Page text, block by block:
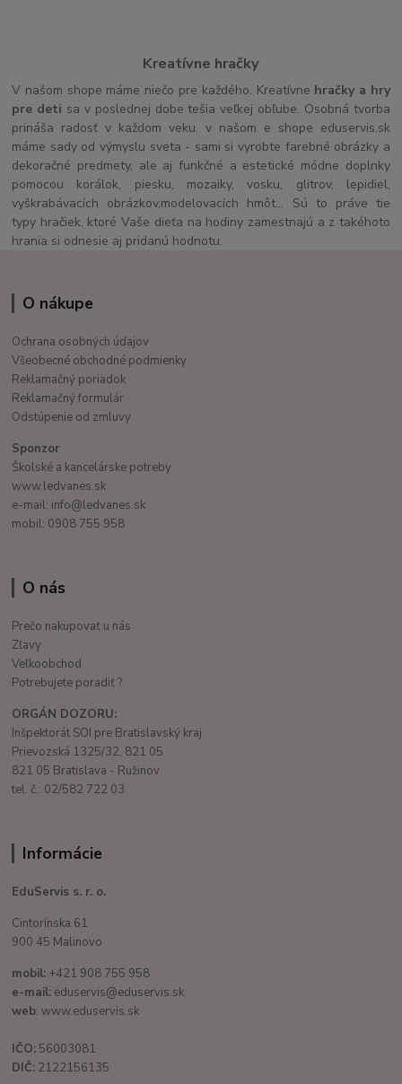
Kreatívne hračky
V našom shope máme niečo pre každého. Kreatívne hračky a hry
pre deti sa v poslednej dobe tešia veľkej obľube. Osobná tvorba
prináša radosť v každom veku. v našom e shope eduservis.sk
máme sady od výmyslu sveta - sami si vyrobte farebné obrázky a
dekoračné predmety, ale aj funkčné a estetické módne doplnky
pomocou korálok, piesku, mozaiky, vosku, glitrov, lepidiel,
vyškrabávacích obrázkov,modelovacích hmôt... Sú to práve tie
typy hračiek, ktoré Vaše dieťa na hodiny zamestnajú a z takéhoto
hrania si odnesie aj pridanú hodnotu.
O nákupe
Ochrana osobných údajov
Všeobecné obchodné podmienky
Reklamačný poriadok
Reklamačný formulár
Odstúpenie od zmluvy
Sponzor
Školské a kancelárske potreby
www.ledvanes.sk
e-mail: info@ledvanes.sk
mobil: 0908 755 958
O nás
Prečo nakupovať u nás
Zľavy
Veľkoobchod
Potrebujete poradiť ?
ORGÁN DOZORU:
Inšpektorát SOI pre Bratislavský kraj
Prievozská 1325/32, 821 05
821 05 Bratislava - Ružinov
tel. č.: 02/582 722 03
Informácie
EduServis s. r. o.
Cintorínska 61
900 45 Malinovo
mobil: +421 908 755 958
e-mail: eduservis@eduservis.sk
web: www.eduservis.sk
IČO: 56003081
DIČ: 2122156135